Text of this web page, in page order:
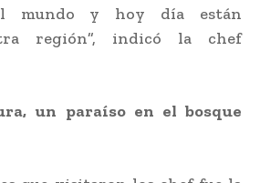
mundo y hoy día están
región”, indicó la chef
un paraíso en el bosque